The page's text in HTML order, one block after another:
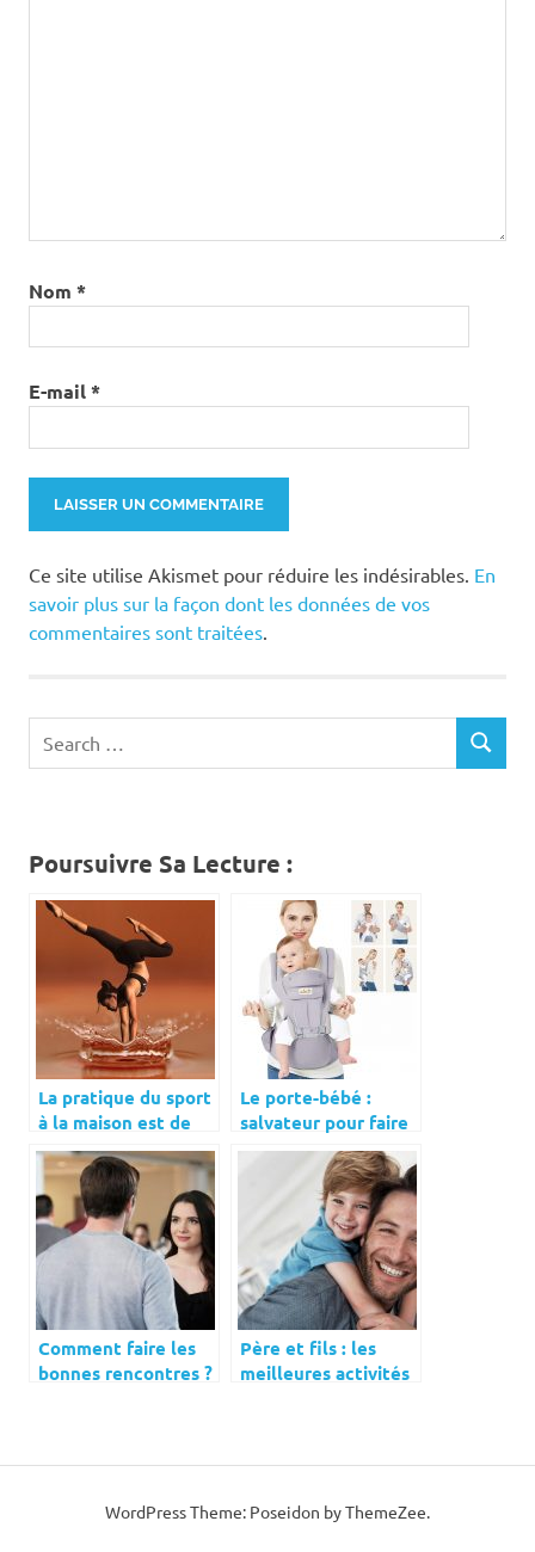
Nom *
E-mail*
Ce site utilise Akismet pour réduire les indésirables. En
savoir plus sur la façon dont les données de vos
commentaires sont traitées
for:
SEARCH
Poursuivre Sa Lecture :
La pratique du sport
à la maison est de
plus en plus prisée
Le porte-bébé :
salvateur pour faire
les courses avec
Comment faire les
bonnes rencontres ?
Père et fils : les
meilleures activités
WordPress Theme: Poseidon by ThemeZee.